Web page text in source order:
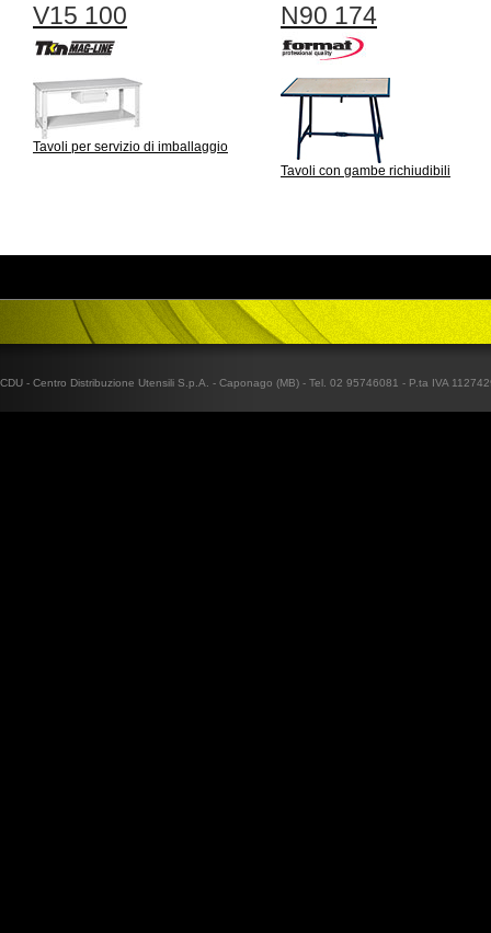
V15 100
Tavoli per servizio di imballaggio
N90 174
Tavoli con gambe richiudibili
CDU - Centro Distribuzione Utensili S.p.A. - Caponago (MB) - Tel. 02 95746081 - P.ta IVA